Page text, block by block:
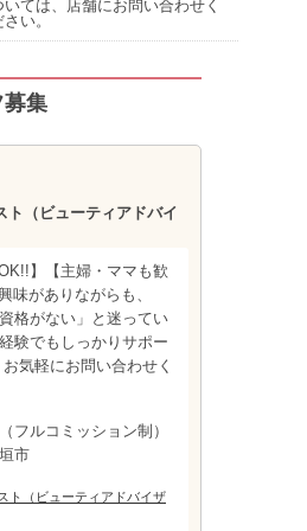
いては、店舗にお問い合わせく
さい。
募集
ト（ビューティアドバイ
】【主婦・ママも歓
味がありながらも、
格がない」と迷ってい
験でもしっかりサポー
気軽にお問い合わせく
フルコミッション制）
市
ト（ビューティアドバイザ